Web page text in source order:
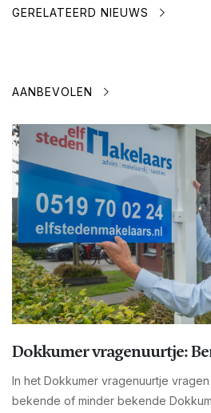
GERELATEERD NIEUWS
AANBEVOLEN
Dokkumer vragenuurtje:
In het Dokkumer vragenuurtje
bekende of minder bekende